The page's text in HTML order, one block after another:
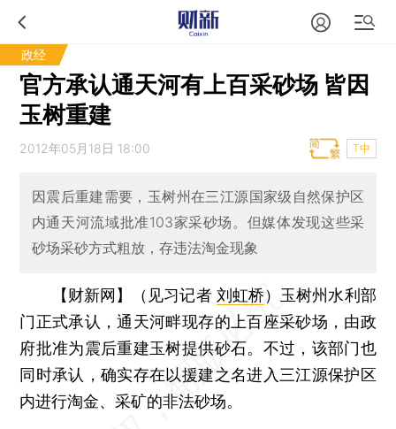
政经
官方承认通天河有上百采砂场 皆因
玉树重建
2012年05月18日 18:00 T中
因震后重建需要，玉树州在三江源国家级自然保护区
内通天河流域批准103家采砂场。但媒体发现这些采
砂场采砂方式粗放，存违法淘金现象
【财新网】（见习记者 刘虹桥） 玉树州水利部
门正式承认，通天河畔现存的上百座采砂场，由政
府批准为震后重建玉树提供砂石。不过，该部门也
同时承认，确实存在以援建之名进入三江源保护区
内进行淘金、采矿的非法砂场。